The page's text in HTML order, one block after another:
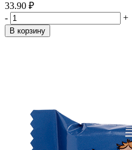
33.90 ₽
-
+
В корзину